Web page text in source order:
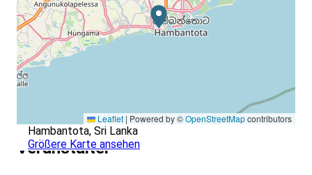
Leaflet | Powered by ©OpenStreetMapcontributors
Hambantota, Sri Lanka
Größere Karte ansehen
Veranstalter